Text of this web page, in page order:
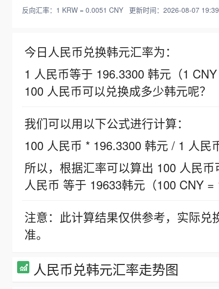
反向汇率：1 KRW = 0.0051 CNY 更新时间：2026-08-07
今日人民币兑换韩元汇率为：
1 人民币等于 196.3300 韩元（1
100 人民币可以兑换成多少韩元呢？
我们可以用以下公式进行计算：
100 人民币 * 196.3300 韩元 / 1 人民
所以，根据汇率可以算出 100 人民
人民币 等于 19633韩元（100 CNY =
注意：此计算结果仅供参考，实际
准。
人民币兑韩元汇率走势图